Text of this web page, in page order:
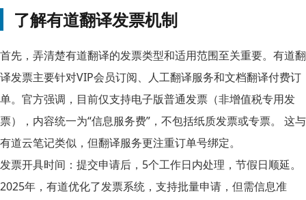
了解有道翻译发票机制
首先，弄清楚有道翻译的发票类型和适用范围至关重要。有道翻
译发票主要针对VIP会员订阅、人工翻译服务和文档翻译付费订
单。官方强调，目前仅支持电子版普通发票（非增值税专用发
票），内容统一为“信息服务费”，不包括纸质发票或专票。 这与
有道云笔记类似，但翻译服务更注重订单号绑定。
发票开具时间：提交申请后，5个工作日内处理，节假日顺延。
2025年，有道优化了发票系统，支持批量申请，但需信息准